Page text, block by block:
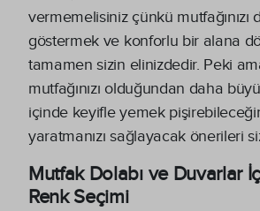
vermemelisiniz çünkü mutfağınızı
göstermek ve konforlu bir alana
tamamen sizin elinizdedir. Peki
mutfağınızı olduğundan daha
içinde keyifle yemek
yaratmanızı sağlayacak önerileri
Mutfak Dolabı ve Duvarlar
Renk Seçimi